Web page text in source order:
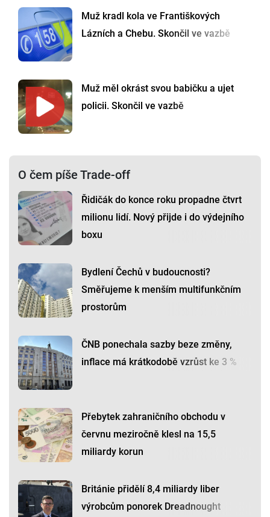
Muž kradl kola ve Františkových
Lázních a Chebu. Skončil ve vazbě
Muž měl okrást svou babičku a ujet
policii. Skončil ve vazbě
O čem píše Trade-off
Řidičák do konce roku propadne čtvrt
milionu lidí. Nový přijde i do výdejního
boxu
Bydlení Čechů v budoucnosti?
Směřujeme k menším multifunkčním
prostorům
ČNB ponechala sazby beze změny,
inflace má krátkodobě vzrůst ke 3 %
Přebytek zahraničního obchodu v
červnu meziročně klesl na 15,5
miliardy korun
Británie přidělí 8,4 miliardy liber
výrobcům ponorek Dreadnought